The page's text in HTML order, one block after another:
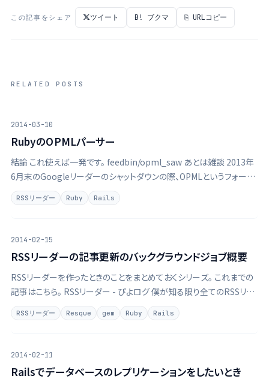
この記事をシェア ツイート B! ブクマ ⎘ URLコピー
RELATED POSTS
2014-03-10
RubyのOPMLパーサー
結論 これ使えば一発です。 feedbin/opml_saw あとは雑談 2013年
6月末のGoogleリーダーのシャットダウンの際、OPMLというフォーマ
ットを初めて知りました。なんのことはないただのXMLなんですが、一
応アウトラインプロセッサーのためのMLということでOPML …
RSSリーダー Ruby Rails
2014-02-15
RSSリーダーの記事更新のバックグラウンドジョブ概要
RSSリーダーを作ったときのことをまとめておくシリーズ。 これまでの
記事はこちら。 RSSリーダー - ぴよログ 僕が知る限り全てのRSSリー
ダーは登録フィードをバックグラウンドで更新し記事を追加します。
RSSリーダーのユーザー側、システム側から見てみます。
RSSリーダー Resque gem Ruby Rails
2014-02-11
Railsでデータベースのレプリケーションをしたいとき